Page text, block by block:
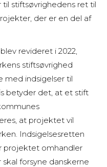
stiftsøvrighedens ret til
der er en del af
revideret i 2022,
stiftsøvrighed
indsigelser til
betyder det, at et stift
at projektet vil
Indsigelsesretten
projektet omhandler
forsyne danskerne